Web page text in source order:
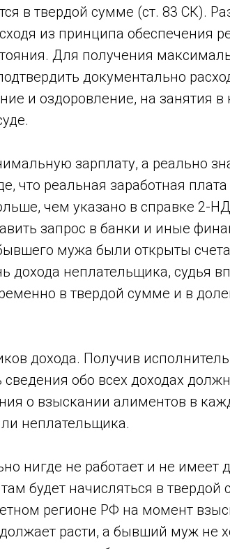
в твердой сумме (ст. 83 СК).
из принципа обеспечения
Для получения
документально
и оздоровление, на занятия в
зарплату, а реально
что реальная заработная
чем указано в справке 2-
запрос в банки и иные
мужа были открыты
дохода неплательщика, судья
в твердой сумме и в
дохода. Получив
обо всех доходах
о взыскании алиментов в
неплательщика.
нигде не работает и не имеет
будет начисляться в твердой
регионе РФ на момент
расти, а бывший муж не